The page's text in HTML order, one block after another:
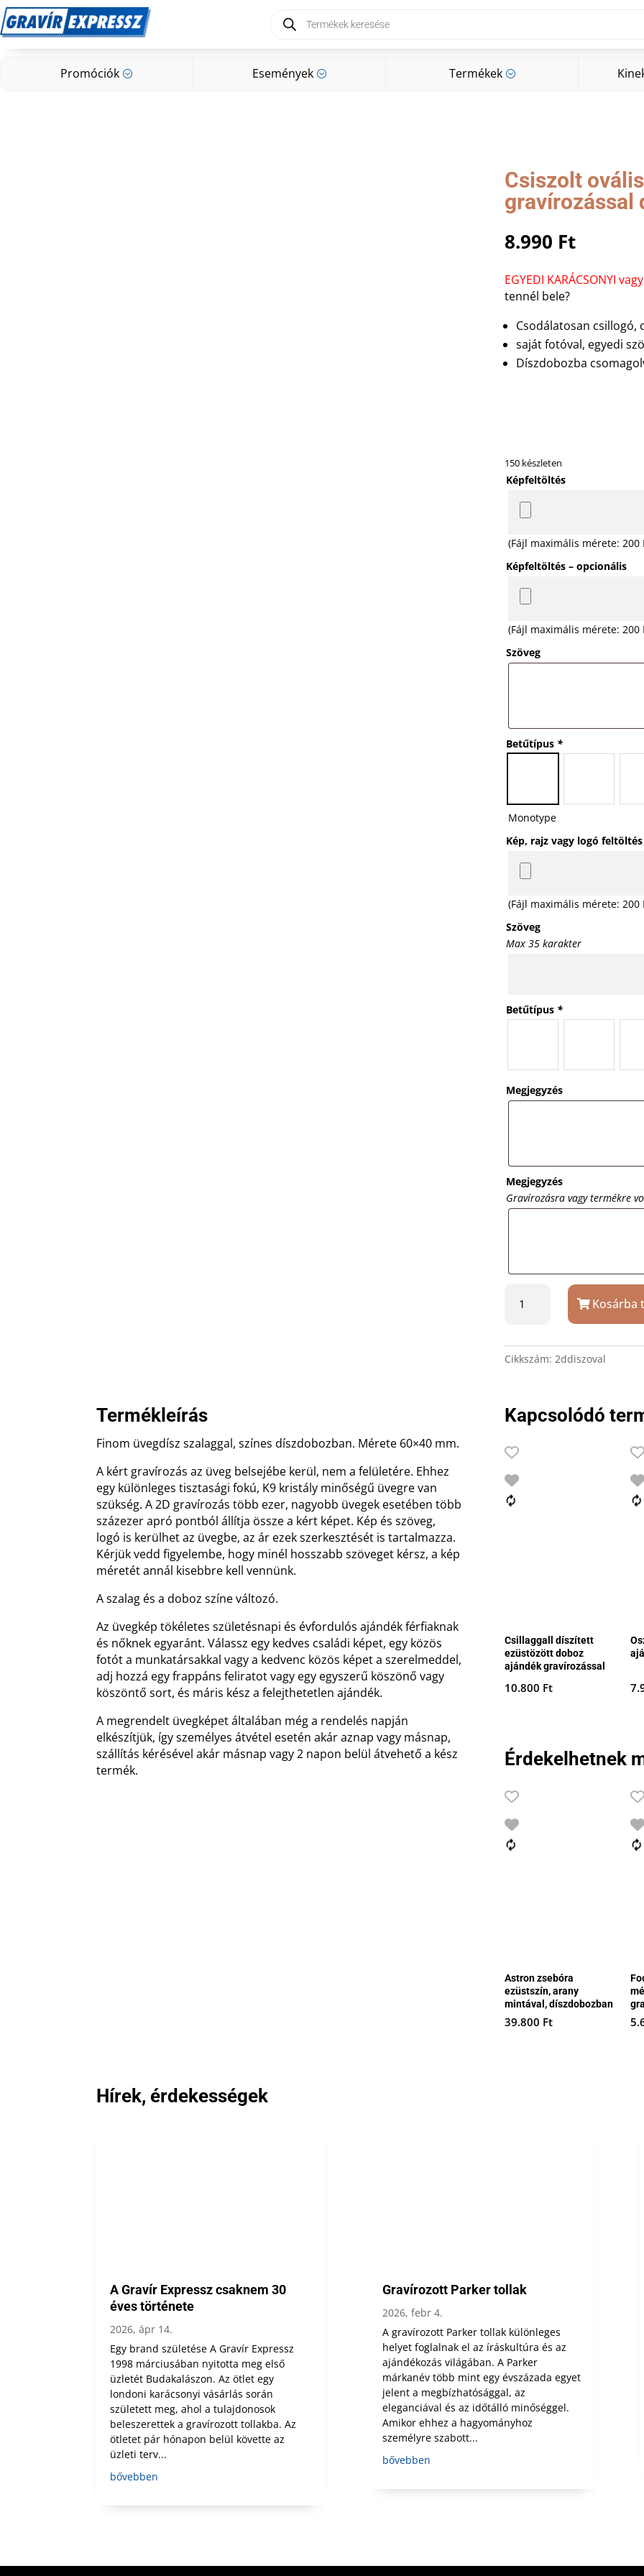
search
Promóciók ; Események ; Termékek ;
Promóciók; Események
Csiszolt
gravírozással
8.990 Ft
EGYEDI KARÁCSONYI
tennél bele?
Csodálatosan csillogó,
saját fotóval, egyedi
Díszdobozba
150 készleten
Képfeltöltés
(Fájl maximális mérete: 200
Képfeltöltés – opcionális
(Fájl maximális mérete: 200
Szöveg
Betűtípus *
Monotype
Kép, rajz vagy logó feltöltés
(Fájl maximális mérete: 200
Szöveg
Max 35 karakter
Betűtípus *
Megjegyzés
Megjegyzés
Gravírozásra vagy termékre
ovális
gravírozással
Kosárba
Cikkszám: 2ddiszoval
Termékleírás
Finom üvegdísz szalaggal, színes díszdobozban. Mérete 60×40 mm.
A kért gravírozás az üveg belsejébe kerül, nem a felületére. Ehhez
egy különleges tisztasági fokú, K9 kristály minőségű üvegre van
szükség. A 2D gravírozás több ezer, nagyobb üvegek esetében több
százezer apró pontból állítja össze a kért képet. Kép és szöveg,
logó is kerülhet az üvegbe, az ár ezek szerkesztését is tartalmazza.
Kérjük vedd figyelembe, hogy minél hosszabb szöveget kérsz, a kép
méretét annál kisebbre kell vennünk.
A szalag és a doboz színe változó.
Az üvegkép tökéletes születésnapi és évfordulós ajándék férfiaknak
és nőknek egyaránt. Válassz egy kedves családi képet, egy közös
fotót a munkatársakkal vagy a kedvenc közös képet a szerelmeddel,
adj hozzá egy frappáns feliratot vagy egy egyszerű köszönő vagy
köszöntő sort, és máris kész a felejthetetlen ajándék.
A megrendelt üvegképet általában még a rendelés napján
elkészítjük, így személyes átvétel esetén akár aznap vagy másnap,
szállítás kérésével akár másnap vagy 2 napon belül átvehető a kész
termék.
Kapcsolódó
Csillaggall díszített
ezüstözött doboz
ajándék gravírozással
10.800 Ft
Érdekelhetnek
Astron zsebóra
ezüstszín, arany
mintával, díszdobozban
39.800 Ft
Hírek, érdekességek
A Gravír Expressz csaknem 30
éves története
2026, ápr 14.
Egy brand születése A Gravír Expressz
1998 márciusában nyitotta meg első
üzletét Budakalászon. Az ötlet egy
londoni karácsonyi vásárlás során
született meg, ahol a tulajdonosok
beleszerettek a gravírozott tollakba. Az
ötletet pár hónapon belül követte az
üzleti terv...
bővebben
Gravírozott Parker tollak
2026, febr 4.
A gravírozott Parker tollak különleges
helyet foglalnak el az íráskultúra és az
ajándékozás világában. A Parker
márkanév több mint egy évszázada egyet
jelent a megbízhatósággal, az
eleganciával és az időtálló minőséggel.
Amikor ehhez a hagyományhoz
személyre szabott...
bővebben